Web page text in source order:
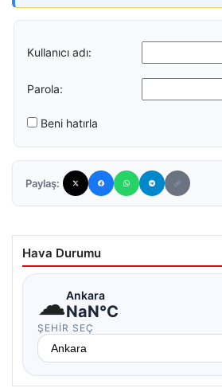
Kullanıcı adı:
Parola:
Beni hatırla
Paylaş:
Hava Durumu
☁Ankara
NaN°C
ŞEHIR SEÇ